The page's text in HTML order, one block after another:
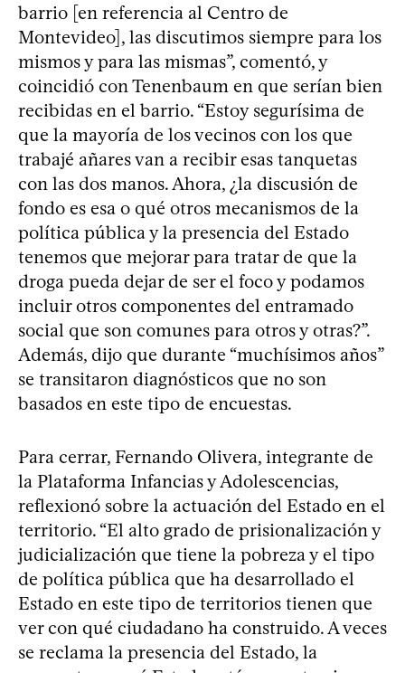
barrio [en referencia al Centro de
Montevideo], las discutimos siempre para los
mismos y para las mismas”, comentó, y
coincidió con Tenenbaum en que serían bien
recibidas en el barrio. “Estoy segurísima de
que la mayoría de los vecinos con los que
trabajé añares van a recibir esas tanquetas
con las dos manos. Ahora, ¿la discusión de
fondo es esa o qué otros mecanismos de la
política pública y la presencia del Estado
tenemos que mejorar para tratar de que la
droga pueda dejar de ser el foco y podamos
incluir otros componentes del entramado
social que son comunes para otros y otras?”.
Además, dijo que durante “muchísimos años”
se transitaron diagnósticos que no son
basados en este tipo de encuestas.
Para cerrar, Fernando Olivera, integrante de
la Plataforma Infancias y Adolescencias,
reflexionó sobre la actuación del Estado en el
territorio. “El alto grado de prisionalización y
judicialización que tiene la pobreza y el tipo
de política pública que ha desarrollado el
Estado en este tipo de territorios tienen que
ver con qué ciudadano ha construido. A veces
se reclama la presencia del Estado, la